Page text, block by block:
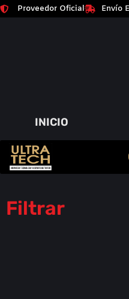
Proveedor Oficial Envío
INICIO
PROTEÍNA
AMINO
Q U E M A D O
Y M Á S
Filtrar